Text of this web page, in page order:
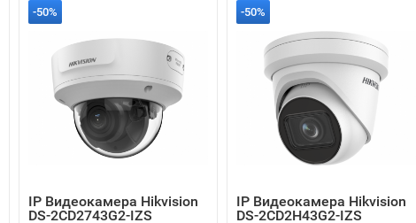
-50%
IP Видеокамера Hikvision
DS-2CD2743G2-IZS
-50%
IP Видеокамера Hikvision
DS-2CD2H43G2-IZS